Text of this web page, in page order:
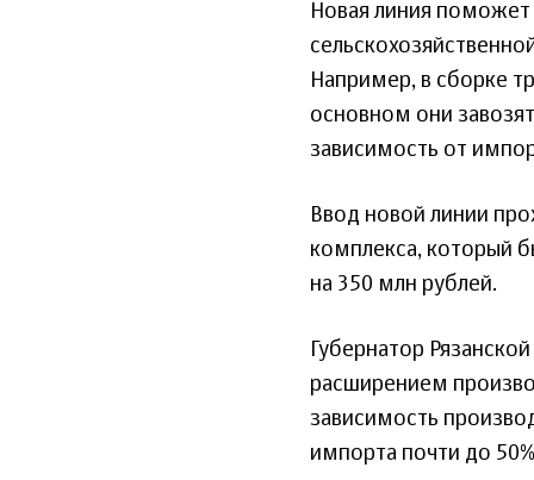
Новая линия поможет
Например, в сборке
основном они
зависимость от
Ввод новой линии
комплекса, который
на 350 млн рублей.
Губернатор
расширением
зависимость
импорта почти до